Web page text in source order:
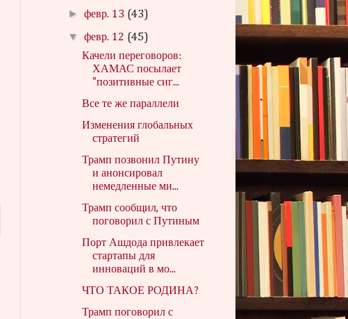
►февр. 13 (43)
▼февр. 12 (45)
Качели переговоров:
ХАМАС посылает
"позитивные сиг...
Все те же параллели
Изменения глобальных
стратегий
Трамп позвонил Путину
и анонсировал
немедленные ми...
Трамп сообщил, что
поговорил с Путиным
Порт Ашдода привлекает
стартапы для
инноваций в мо...
ЧТО ТАКОЕ РОДИНА?
Трамп поговорил с